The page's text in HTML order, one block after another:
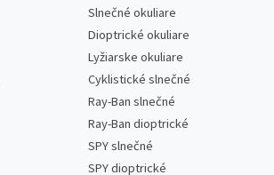
Slnečné okuliare
Dioptrické okuliare
Lyžiarske okuliare
Cyklistické slnečné
Ray-Ban slnečné
Ray-Ban dioptrické
SPY slnečné
SPY dioptrické